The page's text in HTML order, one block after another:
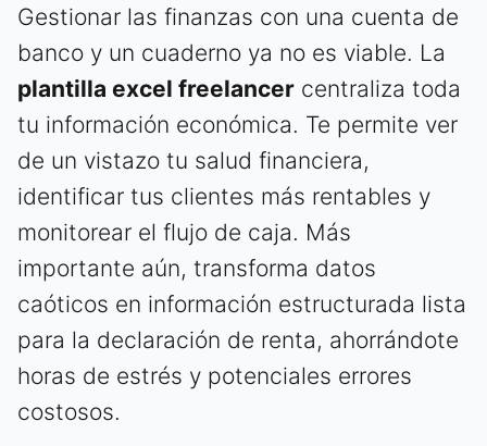
Gestionar las finanzas con una cuenta de
banco y un cuaderno ya no es viable. La
plantilla excel freelancer centraliza toda
tu información económica. Te permite ver
de un vistazo tu salud financiera,
identificar tus clientes más rentables y
monitorear el flujo de caja. Más
importante aún, transforma datos
caóticos en información estructurada lista
para la declaración de renta, ahorrándote
horas de estrés y potenciales errores
costosos.